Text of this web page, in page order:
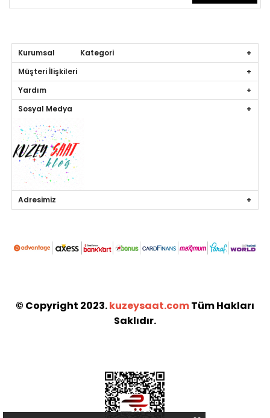
Kurumsal Kategori
Müşteri İlişkileri
Yardım
Sosyal Medya
Adresimiz
© Copyright 2023.kuzeysaat.comTüm Hakları
Saklıdır.